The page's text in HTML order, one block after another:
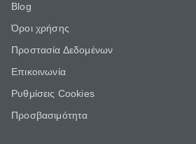
Blog
Όροι χρήσης
Προστασία Δεδομένων
Επικοινωνία
Ρυθμίσεις Cookies
Προσβασιμότητα